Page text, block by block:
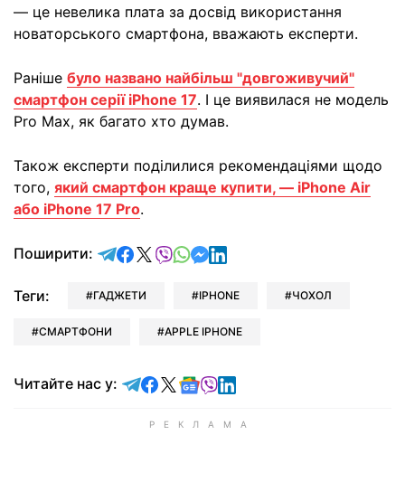
— це невелика плата за досвід використання
новаторського смартфона, вважають експерти.
Раніше було названо найбільш "довгоживучий"
смартфон серії iPhone 17. І це виявилася не модель
Pro Max, як багато хто думав.
Також експерти поділилися рекомендаціями щодо
того, який смартфон краще купити, — iPhone Air
або iPhone 17 Pro.
Поширити: відправити у Telegram
поділитись у Facebook
поділитись у X
відправити у Viber
відправити у Whatsapp
відправити у Messenger
відправити у LinkedIn
Теги: ГАДЖЕТИ IPHONE ЧОХОЛ
СМАРТФОНИ APPLE IPHONE
Читайте нас у: Читайте у Telegram
Читайте у Facebook
Читайте у X
Читайте у Google news
Читайте у Viber
Читайте у LinkedIn